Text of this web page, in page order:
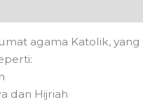
agama Katolik,
dan Hijriah